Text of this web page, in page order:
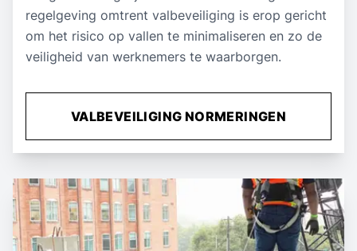
regelgeving omtrent valbeveiliging is erop gericht
om het risico op vallen te minimaliseren en zo de
veiligheid van werknemers te waarborgen.
VALBEVEILIGING NORMERINGEN